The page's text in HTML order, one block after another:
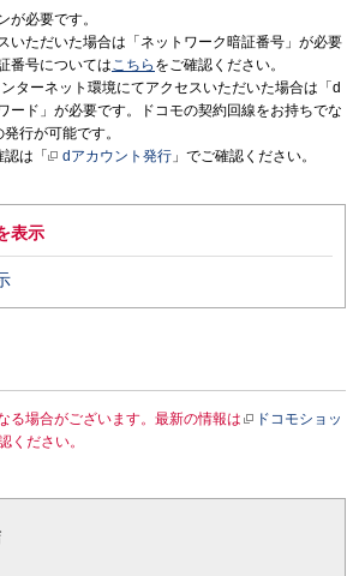
が必要です。
いただいた場合は「ネットワーク暗証番号」が必要
番号についてはこちら をご確認ください。
ターネット環境にてアクセスいただいた場合は「d
ード」が必要です。ドコモの契約回線をお持ちでな
行が可能です。
は「
dアカウント発行 」でご確認ください。
表示
る場合がございます。最新の情報は
ドコモショッ
ください。